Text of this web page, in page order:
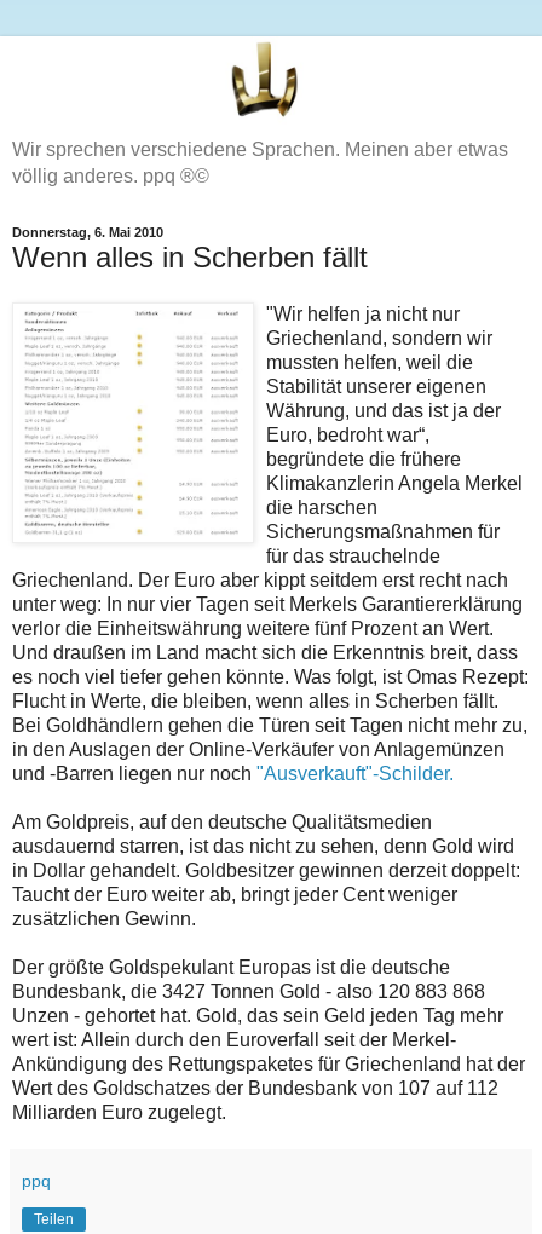
Wir sprechen verschiedene Sprachen. Meinen aber etwas
völlig anderes. ppq ®©
Donnerstag, 6. Mai 2010
Wenn alles in Scherben fällt
"Wir helfen ja nicht nur
Griechenland, sondern wir
mussten helfen, weil die
Stabilität unserer eigenen
Währung, und das ist ja der
Euro, bedroht war“,
begründete die frühere
Klimakanzlerin Angela Merkel
die harschen
Sicherungsmaßnahmen für
für das strauchelnde
Griechenland. Der Euro aber kippt seitdem erst recht nach
unter weg: In nur vier Tagen seit Merkels Garantiererklärung
verlor die Einheitswährung weitere fünf Prozent an Wert.
Und draußen im Land macht sich die Erkenntnis breit, dass
es noch viel tiefer gehen könnte. Was folgt, ist Omas Rezept:
Flucht in Werte, die bleiben, wenn alles in Scherben fällt.
Bei Goldhändlern gehen die Türen seit Tagen nicht mehr zu,
in den Auslagen der Online-Verkäufer von Anlagemünzen
und -Barren liegen nur noch "Ausverkauft"-Schilder.
Am Goldpreis, auf den deutsche Qualitätsmedien
ausdauernd starren, ist das nicht zu sehen, denn Gold wird
in Dollar gehandelt. Goldbesitzer gewinnen derzeit doppelt:
Taucht der Euro weiter ab, bringt jeder Cent weniger
zusätzlichen Gewinn.
Der größte Goldspekulant Europas ist die deutsche
Bundesbank, die 3427 Tonnen Gold - also 120 883 868
Unzen - gehortet hat. Gold, das sein Geld jeden Tag mehr
wert ist: Allein durch den Euroverfall seit der Merkel-
Ankündigung des Rettungspaketes für Griechenland hat der
Wert des Goldschatzes der Bundesbank von 107 auf 112
Milliarden Euro zugelegt.
ppq
Teilen